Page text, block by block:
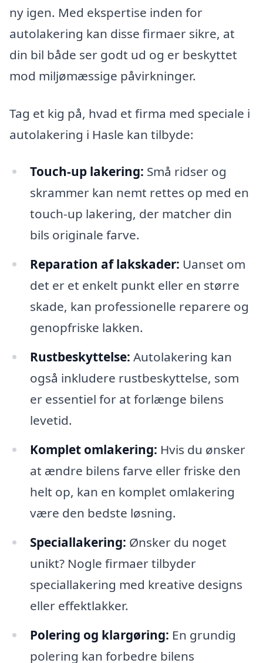
ny igen. Med ekspertise inden for
autolakering kan disse firmaer sikre, at
din bil både ser godt ud og er beskyttet
mod miljømæssige påvirkninger.
Tag et kig på, hvad et firma med speciale i
autolakering i Hasle kan tilbyde:
Touch-up lakering: Små ridser og
skrammer kan nemt rettes op med en
touch-up lakering, der matcher din
bils originale farve.
Reparation af lakskader: Uanset om
det er et enkelt punkt eller en større
skade, kan professionelle reparere og
genopfriske lakken.
Rustbeskyttelse: Autolakering kan
også inkludere rustbeskyttelse, som
er essentiel for at forlænge bilens
levetid.
Komplet omlakering: Hvis du ønsker
at ændre bilens farve eller friske den
helt op, kan en komplet omlakering
være den bedste løsning.
Speciallakering: Ønsker du noget
unikt? Nogle firmaer tilbyder
speciallakering med kreative designs
eller effektlakker.
Polering og klargøring: En grundig
polering kan forbedre bilens